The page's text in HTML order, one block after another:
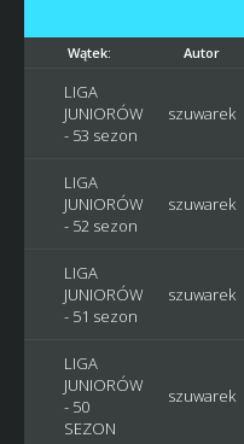
Wątek: Autor
LIGA
JUNIORÓW
- 53 sezon
szuwarek
LIGA
JUNIORÓW
- 52 sezon
szuwarek
LIGA
JUNIORÓW
- 51 sezon
szuwarek
LIGA
JUNIORÓW
- 50
SEZON
szuwarek